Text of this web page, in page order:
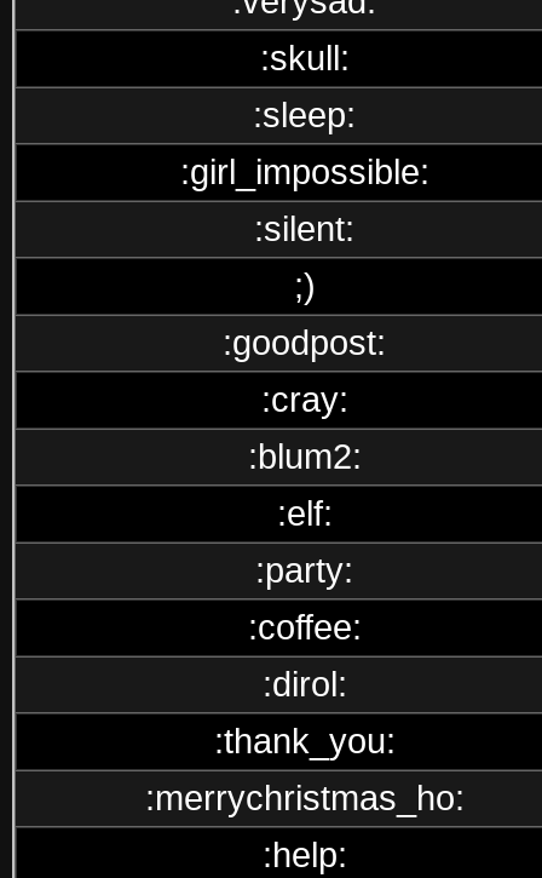
:skull:
:sleep:
:girl_impossible:
:silent:
;)
:goodpost:
:cray:
:blum2:
:elf:
:party:
:coffee:
:dirol:
:thank_you:
:merrychristmas_ho:
:help: